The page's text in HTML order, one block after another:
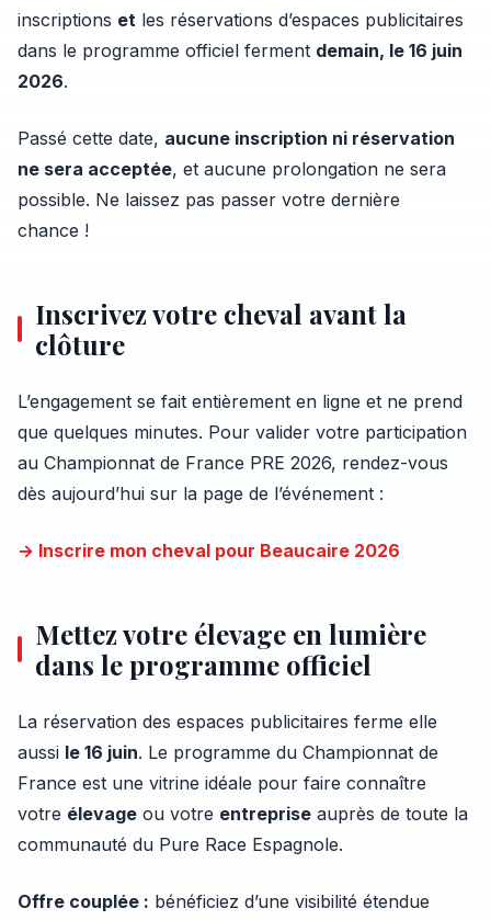
inscriptions et les réservations d’espaces publicitaires
dans le programme officiel ferment demain, le 16 juin
2026.
Passé cette date, aucune inscription ni réservation
ne sera acceptée, et aucune prolongation ne sera
possible. Ne laissez pas passer votre dernière
chance !
Inscrivez votre cheval avant la
clôture
L’engagement se fait entièrement en ligne et ne prend
que quelques minutes. Pour valider votre participation
au Championnat de France PRE 2026, rendez-vous
dès aujourd’hui sur la page de l’événement :
→ Inscrire mon cheval pour Beaucaire 2026
Mettez votre élevage en lumière
dans le programme officiel
La réservation des espaces publicitaires ferme elle
aussi le 16 juin. Le programme du Championnat de
France est une vitrine idéale pour faire connaître
votre élevage ou votre entreprise auprès de toute la
communauté du Pure Race Espagnole.
Offre couplée : bénéficiez d’une visibilité étendue